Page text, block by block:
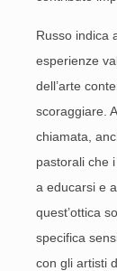
Russo indica
espe­rienze
dell’ar­te
scoraggiare.
chiamata,
pastora­li che
a educarsi e
quest’ottica
specifica
con gli artisti